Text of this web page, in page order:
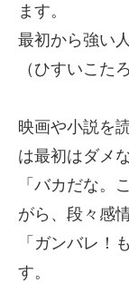
ます。
最初から強い人
（ひすいこた
映画や小説を
は最初はダメ
「バカだな。
がら、段々感
「ガンバレ！
す。